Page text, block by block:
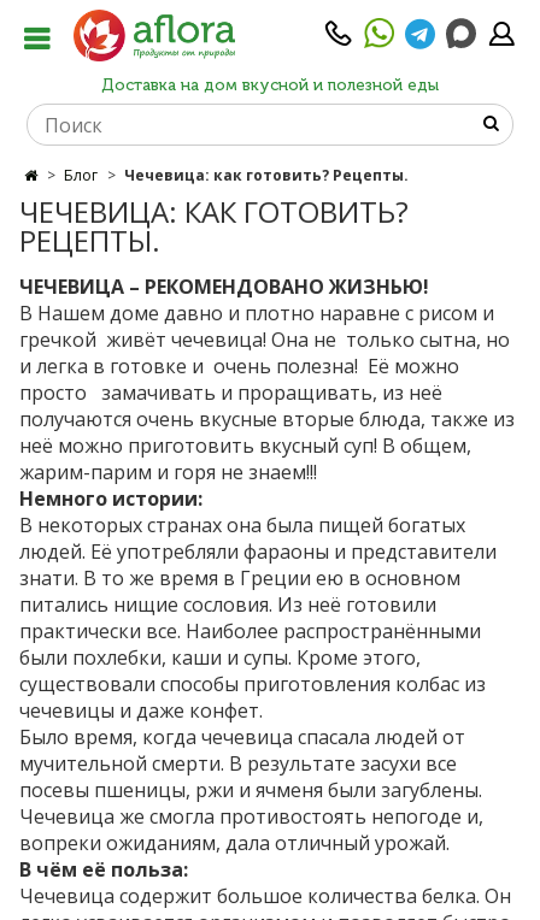
Доставка на дом вкусной и полезной еды
Блог Чечевица: как готовить? Рецепты.
ЧЕЧЕВИЦА: КАК ГОТОВИТЬ?
РЕЦЕПТЫ.
ЧЕЧЕВИЦА – РЕКОМЕНДОВАНО ЖИЗНЬЮ!
В Нашем доме давно и плотно наравне с рисом и
гречкой живёт чечевица! Она не только сытна, но
и легка в готовке и очень полезна! Её можно
просто замачивать и проращивать, из неё
получаются очень вкусные вторые блюда, также из
неё можно приготовить вкусный суп! В общем,
жарим-парим и горя не знаем!!!
Немного истории:
В некоторых странах она была пищей богатых
людей. Её употребляли фараоны и представители
знати. В то же время в Греции ею в основном
питались нищие сословия. Из неё готовили
практически все. Наиболее распространёнными
были похлебки, каши и супы. Кроме этого,
существовали способы приготовления колбас из
чечевицы и даже конфет.
Было время, когда чечевица спасала людей от
мучительной смерти. В результате засухи все
посевы пшеницы, ржи и ячменя были загублены.
Чечевица же смогла противостоять непогоде и,
вопреки ожиданиям, дала отличный урожай.
В чём её польза:
Чечевица содержит большое количества белка. Он